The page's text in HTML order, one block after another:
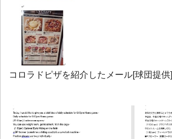
コロラドピザを紹介したメール[球団提供]